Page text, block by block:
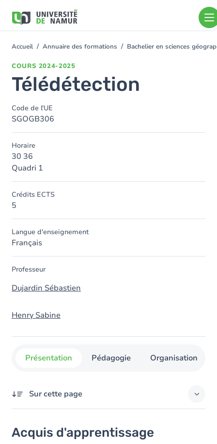
contenu
You
Accueil Annuaire des formations Bachelier en sciences
COURS 2024-2025
Télédétection
Code de l'UE
SGOGB306
Horaire
30 36
Quadri 1
Crédits ECTS
5
Langue d'enseignement
Français
Professeur
Dujardin Sébastien
Henry Sabine
Présentation Pédagogie Organisation
Sur cette page
Objectifs
Acquis d'apprentissage